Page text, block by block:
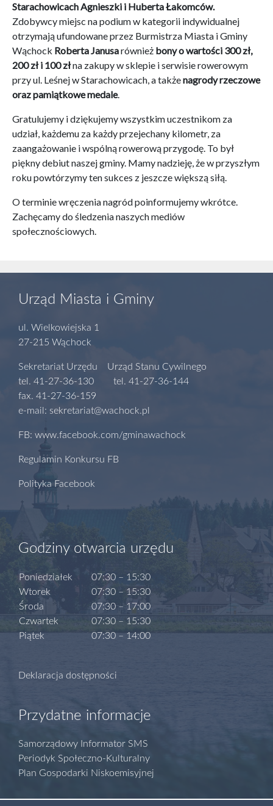
StarachowicachAgnieszki i HubertaŁakomców.
Zdobywcy miejsc na podium w kategorii indywidualnej
otrzymają ufundowane przez Burmistrza Miasta i Gminy
Wąchock Roberta Janusarównież bony o wartości 300 zł,
200 zł i 100 złna zakupy w sklepie i serwisie rowerowym
przy ul. Leśnej w Starachowicach, a takżenagrody rzeczowe
oraz pamiątkowe medale.
Gratulujemy i dziękujemy wszystkim uczestnikom za
udział, każdemu za każdy przejechany kilometr, za
zaangażowanie i wspólną rowerową przygodę. To był
piękny debiut naszej gminy. Mamy nadzieję, że w przyszłym
roku powtórzymy ten sukces z jeszcze większą siłą.
O terminie wręczenia nagród poinformujemy wkrótce.
Zachęcamy do śledzenia naszych mediów
społecznościowych.
Urząd Miasta i Gminy
ul. Wielkowiejska 1
27-215 Wąchock
Sekretariat Urzędu Urząd Stanu Cywilnego
tel. 41-27-36-130 tel. 41-27-36-144
fax. 41-27-36-159
e-mail: sekretariat@wachock.pl
FB: www.facebook.com/gminawachock
Regulamin Konkursu FB
Polityka Facebook
Godziny otwarcia urzędu
Poniedziałek
Wtorek
Środa
Czwartek
Piątek
07:30 – 15:30
07:30 – 15:30
07:30 – 17:00
07:30 – 15:30
07:30 – 14:00
Deklaracja dostępności
Przydatne informacje
Samorządowy Informator SMS
Periodyk Społeczno-Kulturalny
Plan Gospodarki Niskoemisyjnej